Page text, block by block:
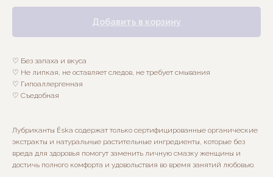
Добавить в корзину
♡ Без запаха и вкуса
♡ Не липкая, не оставляет следов, не требует смывания
♡ Гипоаллергенная
♡ Съедобная
Лубриканты Ёska содержат только сертифицированные органические
экстракты и натуральные растительные ингредиенты, которые без
вреда для здоровья помогут заменить личную смазку женщины и
достичь полного комфорта и удовольствия во время занятий любовью.